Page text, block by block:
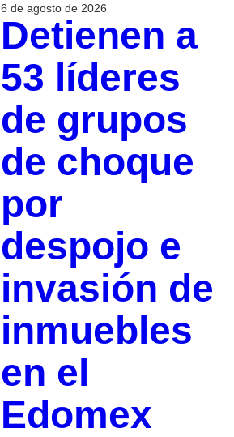
6 de agosto de 2026
Detienen a
53 líderes
de grupos
de choque
por
despojo e
invasión de
inmuebles
en el
Edomex